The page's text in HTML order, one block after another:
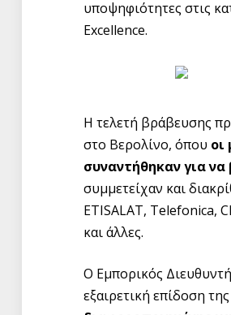
υποψηφιότητες στις
Excellence.
Η τελετή βράβευσης
στο Βερολίνο, όπου οι
συναντήθηκαν για
συμμετείχαν και
ETISALAT, Telefonica,
και άλλες.
O Εμπορικός
εξαιρετική επίδοση